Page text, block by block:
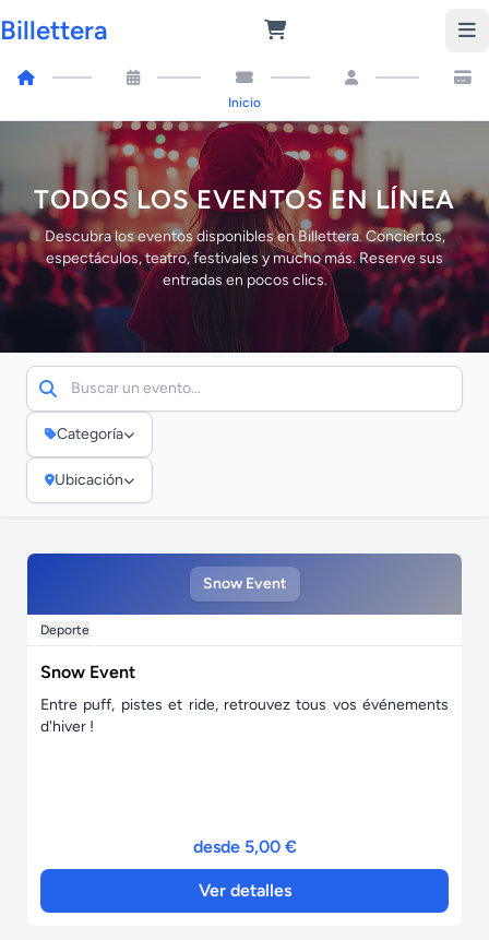
Billettera
Inicio
TODOS LOS EVENTOS EN LÍNEA
Descubra los eventos disponibles en Billettera. Conciertos,
espectáculos, teatro, festivales y mucho más. Reserve sus
entradas en pocos clics.
Categoría
Ubicación
Snow Event
Deporte
Snow Event
Entre puff, pistes et ride, retrouvez tous vos événements
d'hiver !
desde 5,00 €
Ver detalles